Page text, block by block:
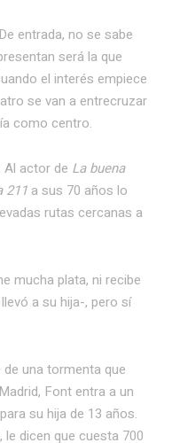
entrada, no se sabe
será la que
el interés empiece
se van a entrecruzar
como centro.
actor de La buena
211 a sus 70 años lo
rutas cercanas a
mucha plata, ni recibe
a su hija-, pero sí
de una tormenta que
Font entra a un
su hija de 13 años.
le dicen que cuesta 700